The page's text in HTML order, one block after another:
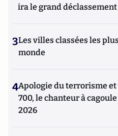
ira le grand déclassement
3Les villes classées les
monde
4Apologie du terrorisme
700, le chanteur à cagoule
2026